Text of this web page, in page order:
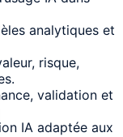
analytiques et
risque,
validation et
IA adaptée aux